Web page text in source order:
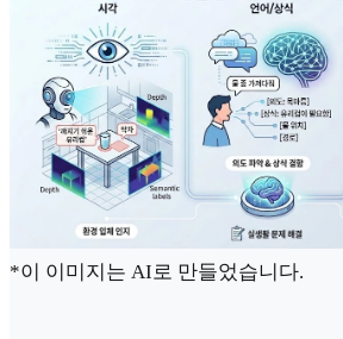
*이 이미지는 AI로 만들었습니다.